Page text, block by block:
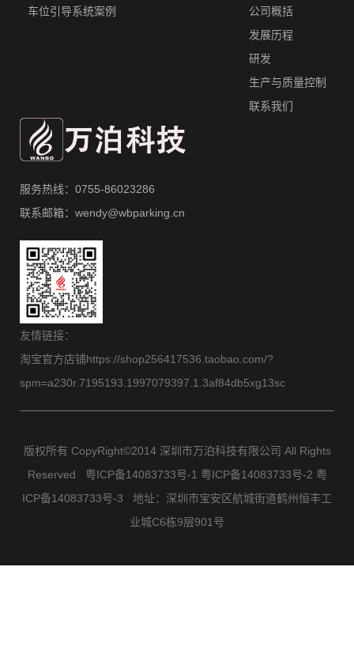
车位引导系统案例
公司概括
发展历程
研发
生产与质量控制
联系我们
服务热线：0755-86023286
联系邮箱：wendy@wbparking.cn
友情链接：
淘宝官方店铺https://shop256417536.taobao.com/?
spm=a230r.7195193.1997079397.1.3af84db5xg13sc
版权所有 CopyRight©2014 深圳市万泊科技有限公司 All Rights
Reserved
粤ICP备14083733号-1 粤ICP备14083733号-2 粤
ICP备14083733号-3 地址：深圳市宝安区航城街道鹤州恒丰工
业城C6栋9层901号